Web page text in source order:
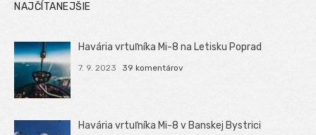
NAJČÍTANEJŠIE
Havária vrtuľníka Mi-8 na Letisku Poprad
7. 9. 2023 39 komentárov
Havária vrtuľníka Mi-8 v Banskej Bystrici